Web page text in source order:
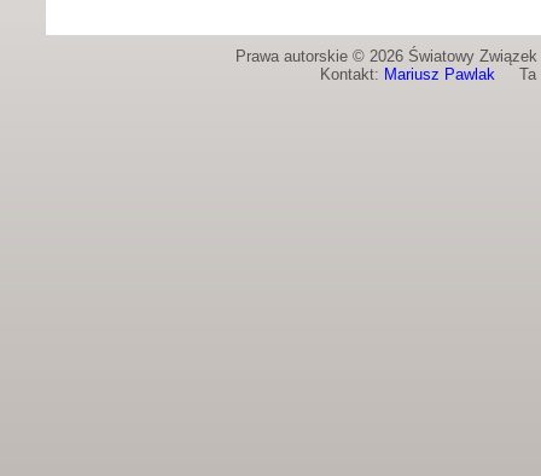
Prawa autorskie © 2026 Światowy
Kontakt: Mariusz PawlakTa